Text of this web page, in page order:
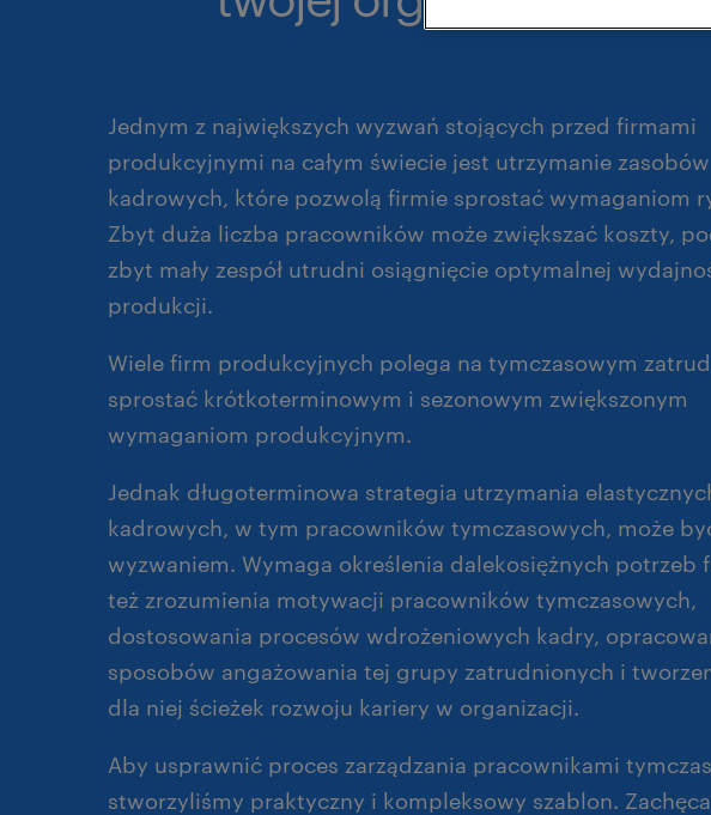
Jednym z największych wyzwań stojących przed firmami
produkcyjnymi na całym świecie jest utrzymanie zasobów
kadrowych, które pozwolą firmie sprostać wymaganiom
Zbyt duża liczba pracowników może zwiększać koszty,
zbyt mały zespół utrudni osiągnięcie optymalnej
produkcji.
Wiele firm produkcyjnych polega na tymczasowym
sprostać krótkoterminowym i sezonowym zwiększonym
wymaganiom produkcyjnym.
Jednak długoterminowa strategia utrzymania
kadrowych, w tym pracowników tymczasowych, może
wyzwaniem. Wymaga określenia dalekosiężnych potrzeb
też zrozumienia motywacji pracowników tymczasowych,
dostosowania procesów wdrożeniowych kadry,
sposobów angażowania tej grupy zatrudnionych i
dla niej ścieżek rozwoju kariery w organizacji.
Aby usprawnić proces zarządzania pracownikami
stworzyliśmy praktyczny i kompleksowy szablon.